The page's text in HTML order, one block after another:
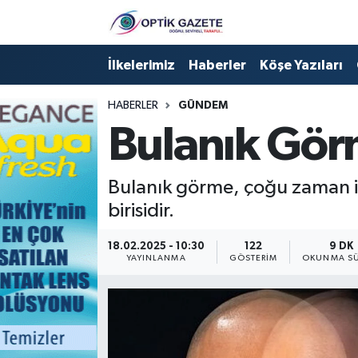
İlkelerimiz Haberler Köşe Yazıları
HABERLER GÜNDEM
Bulanık
Bulanık görme, çoğu
birisidir.
18.02.2025 - 10:30
YAYINLANMA
122
GÖSTERIM
9 DK
OKUNMA
Nöbetçi Eczaneler
Hava Durumu
İstanbul Namaz Vakitleri
Trafik Durumu
Süper Lig Puan Durumu ve Fikstür
Tüm Manşetler
Son Dakika Haberleri
Haber Arşivi